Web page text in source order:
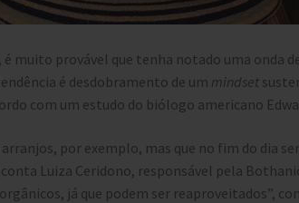
muito provável que tenha notado uma onda
é desdobramento de um mindset
com um estudo do biólogo americano
por exemplo, mas que no fim do dia
Luiza Ceridono, responsável pela
já que podem ser reaproveitados”,